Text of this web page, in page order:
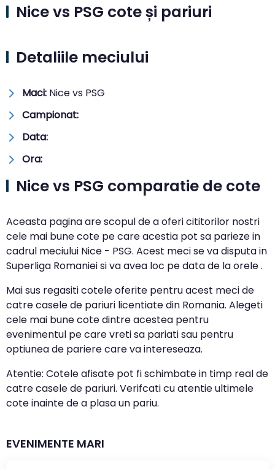
Nice vs PSG cote și pariuri
Detaliile meciului
Maci: Nice vs PSG
Campionat:
Data:
Ora:
Nice vs PSG comparatie de cote
Aceasta pagina are scopul de a oferi cititorilor nostri
cele mai bune cote pe care acestia pot sa parieze in
cadrul meciului Nice - PSG. Acest meci se va disputa in
Superliga Romaniei si va avea loc pe data de la orele .
Mai sus regasiti cotele oferite pentru acest meci de
catre casele de pariuri licentiate din Romania. Alegeti
cele mai bune cote dintre acestea pentru
evenimentul pe care vreti sa pariati sau pentru
optiunea de pariere care va intereseaza.
Atentie: Cotele afisate pot fi schimbate in timp real de
catre casele de pariuri. Verifcati cu atentie ultimele
cote inainte de a plasa un pariu.
EVENIMENTE MARI